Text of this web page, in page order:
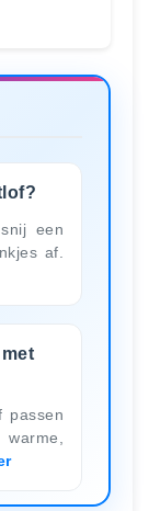
een
af.
passen